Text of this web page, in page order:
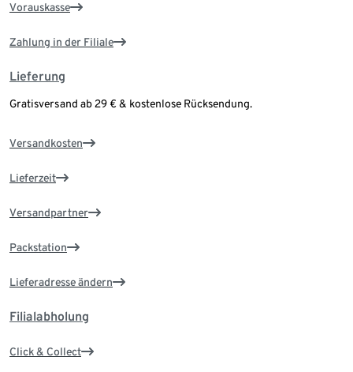
Vorauskasse
Zahlung in der Filiale
Lieferung
Gratisversand ab 29 € & kostenlose Rücksendung.
Versandkosten
Lieferzeit
Versandpartner
Packstation
Lieferadresse ändern
Filialabholung
Click & Collect